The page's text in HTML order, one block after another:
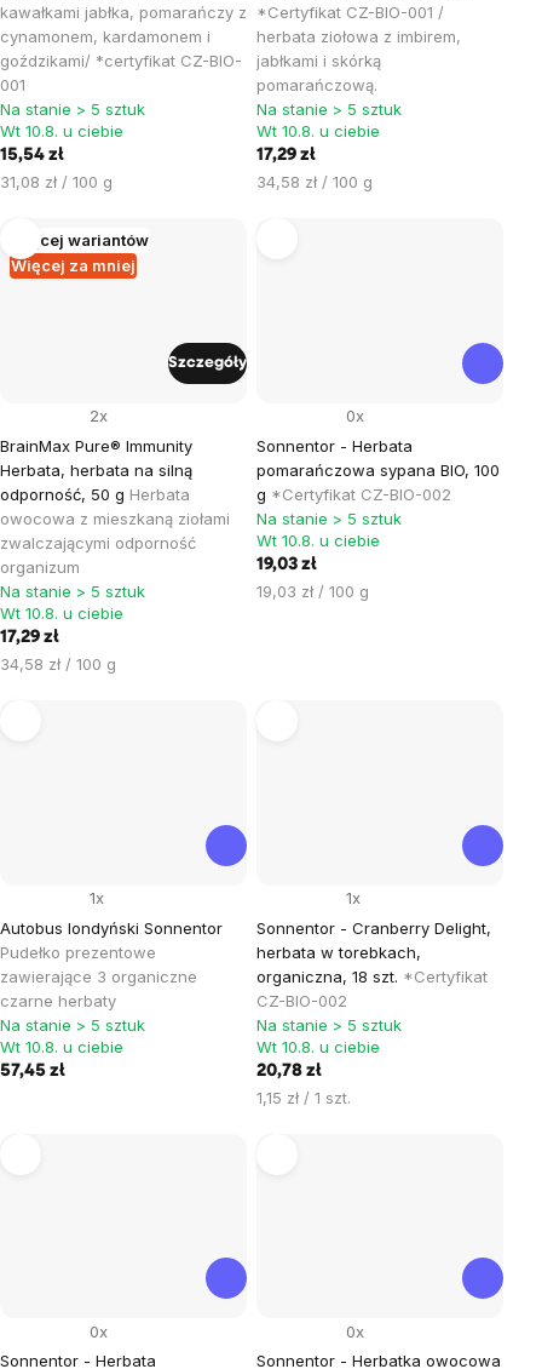
kawałkami jabłka, pomarańczy z
cynamonem, kardamonem i
goździkami/ *certyfikat CZ-BIO-
001
Na stanie > 5 sztuk
Wt 10.8. u ciebie
15,54 zł
Cena
31,08 zł / 100 g
*Certyfikat CZ-BIO-001 /
herbata ziołowa z imbirem,
jabłkami i skórką
pomarańczową.
Na stanie > 5 sztuk
Wt 10.8. u ciebie
17,29 zł
Cena
34,58 zł / 100 g
Więcej za mniej
Więcej wariantów
BrainMax Pure® Immunity
Herbata, herbata na silną
odporność, 50 g Herbata
owocowa z mieszkaną ziołami
zwalczającymi odporność
organizum
2x
Na stanie > 5 sztuk
Wt 10.8. u ciebie
17,29 zł
Cena
34,58 zł / 100 g
Szczegóły
Sonnentor - Herbata
pomarańczowa sypana BIO, 100
g *Certyfikat CZ-BIO-002
0x
Na stanie > 5 sztuk
Wt 10.8. u ciebie
19,03 zł
Cena
19,03 zł / 100 g
Autobus londyński Sonnentor
Pudełko prezentowe
zawierające 3 organiczne
czarne herbaty
1x
Na stanie > 5 sztuk
Wt 10.8. u ciebie
57,45 zł
Sonnentor - Cranberry Delight,
herbata w torebkach,
organiczna, 18 szt. *Certyfikat
CZ-BIO-002
1x
Na stanie > 5 sztuk
Wt 10.8. u ciebie
20,78 zł
Cena
1,15 zł / 1 szt.
Sonnentor - Herbata
0x
Sonnentor - Herbatka owocowa
0x